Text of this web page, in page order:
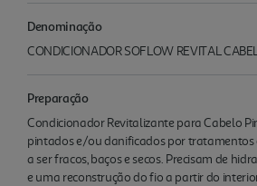
Denominação
CONDICIONADOR SOFLOW REVITAL
Preparação
Condicionador Revitalizante para Cabelo
pintados e/ou danificados por tratamentos
a ser fracos, baços e secos. Precisam de
e uma reconstrução do fio a partir do